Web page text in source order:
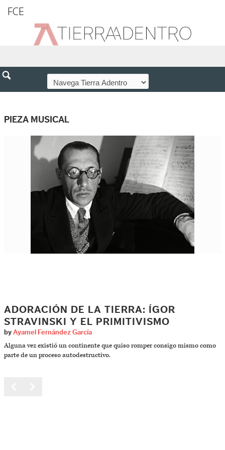
FCE
PIEZA MUSICAL
ADORACIÓN DE LA TIERRA: ÍGOR
STRAVINSKI Y EL PRIMITIVISMO
by Ayamel Fernández García
Alguna vez existió un continente que quiso romper consigo mismo como
parte de un proceso autodestructivo.